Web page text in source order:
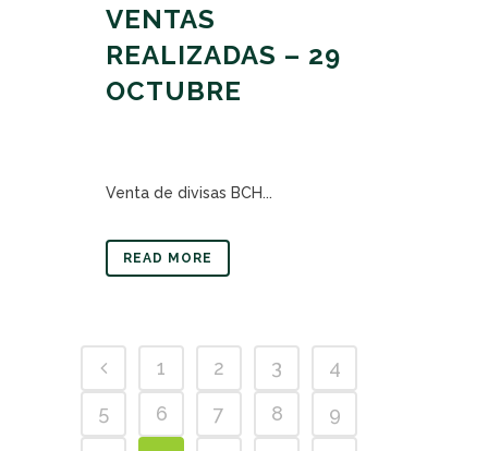
VENTAS
REALIZADAS – 29
OCTUBRE
Venta de divisas BCH...
READ MORE
1 2 3
4
5
6 7 8
9